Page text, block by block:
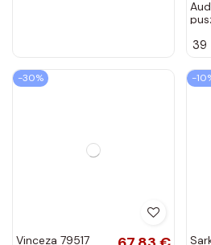
02-
39
-30%
Vinceza 79517
-